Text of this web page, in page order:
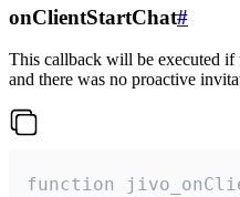
onClientStartChat#
This callback will be executed if
and there was no proactive
function